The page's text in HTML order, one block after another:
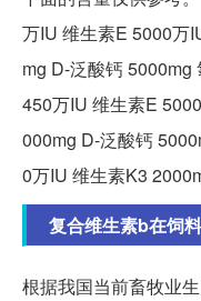
万IU 维生素E 5000万
mg D-泛酸钙 5000mg
450万IU 维生素E
000mg D-泛酸钙
0万IU 维生素K3
复合维生素b在饲
根据我国当前畜牧业